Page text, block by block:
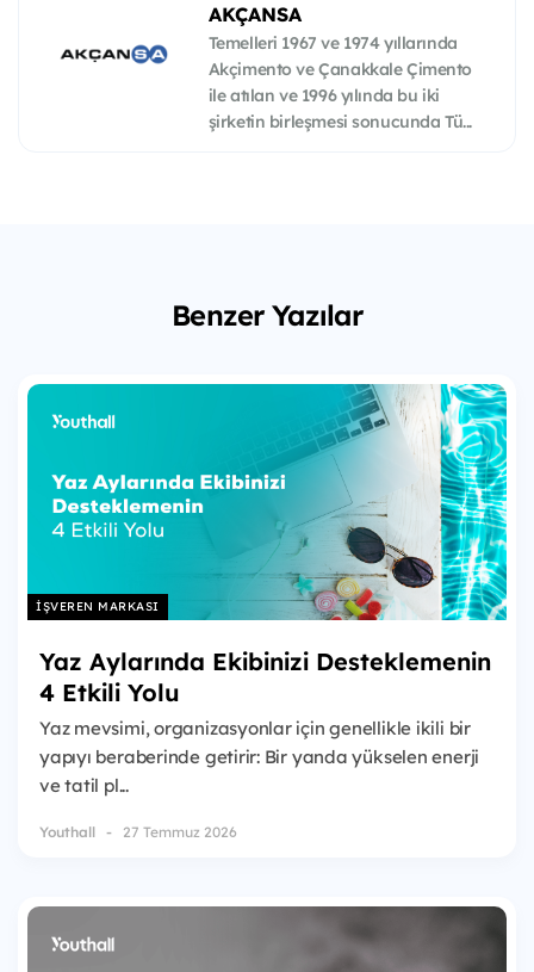
AKÇANSA
Temelleri 1967 ve 1974 yıllarında
Akçimento ve Çanakkale Çimento
ile atılan ve 1996 yılında bu iki
şirketin birleşmesi sonucunda Tü...
Benzer Yazılar
İŞVEREN MARKASI
Yaz Aylarında Ekibinizi Desteklemenin
4 Etkili Yolu
Yaz mevsimi, organizasyonlar için genellikle ikili bir
yapıyı beraberinde getirir: Bir yanda yükselen enerji
ve tatil pl...
Youthall 27 Temmuz 2026